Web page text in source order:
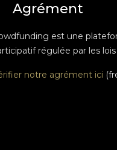
Agrément
est une
régulée par les lois
notre agrément ici